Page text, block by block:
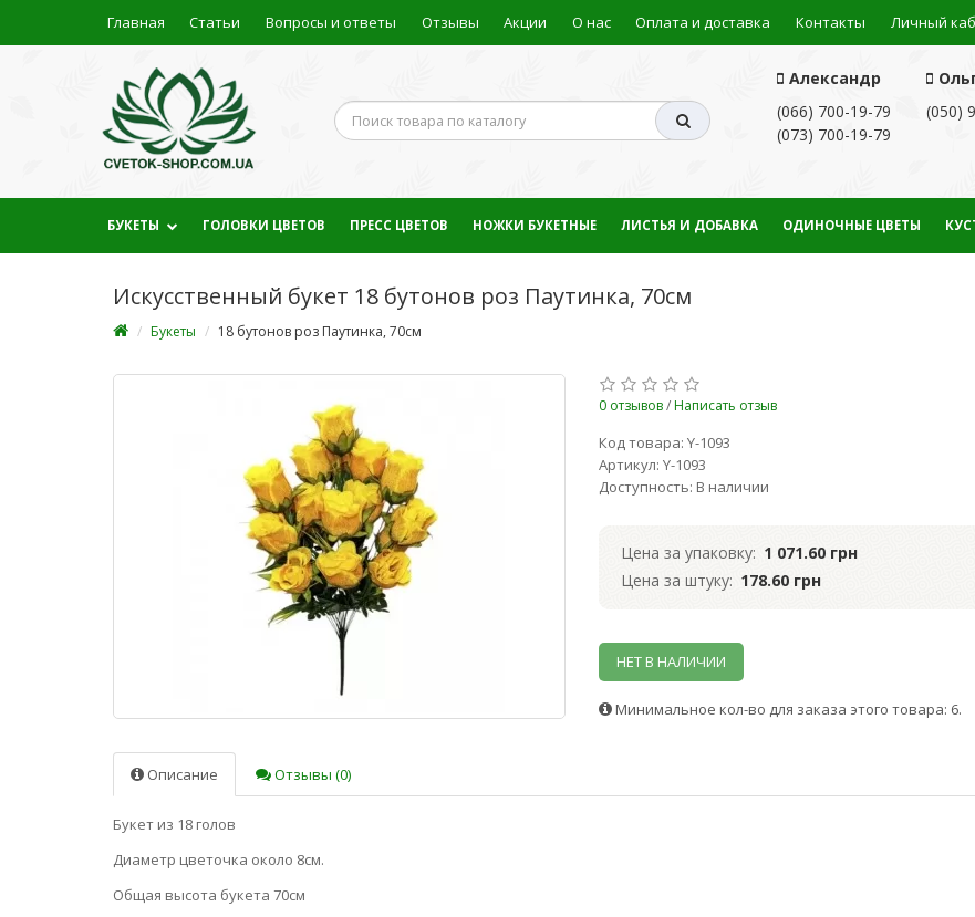
Главная Статьи Вопросы и ответы Отзывы Акции О нас Оплата и доставка Контакты Личный
Александр
(066) 700-19-79
(073) 700-19-79
(050)
БУКЕТЫ ГОЛОВКИ ЦВЕТОВ ПРЕСС ЦВЕТОВ НОЖКИ БУКЕТНЫЕ ЛИСТЬЯ И ДОБАВКА ОДИНОЧНЫЕ ЦВЕТЫ
Искусственный букет 18 бутонов роз Паутинка, 70см
Букеты 18 бутонов роз Паутинка, 70см
0 отзывов/ Написать отзыв
Код товара: Y-1093
Артикул: Y-1093
Доступность: В наличии
Цена за упаковку: 1 071.60 грн
Цена за штуку: 178.60 грн
НЕТ В НАЛИЧИИ
Минимальное кол-во для заказа этого товара: 6.
Описание Отзывы (0)
Букет из 18 голов
Диаметр цветочка около 8см.
Общая высота букета 70см